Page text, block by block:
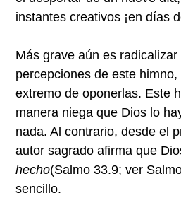
instantes creativos ¡en días
Más grave aún es
percepciones de este
extremo de oponerlas. Este
manera niega que Dios lo
nada. Al contrario, desde el
autor sagrado afirma que
hecho(Salmo 33.9; ver
sencillo.